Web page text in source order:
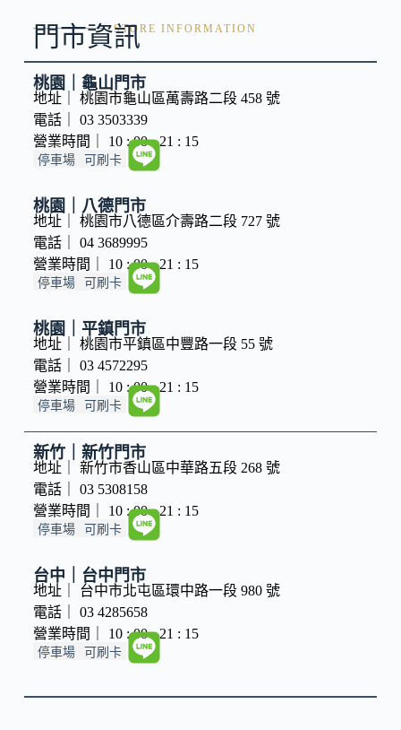
STORE INFORMATION
門市資訊
桃園｜龜山門市
地址｜ 桃園市龜山區萬壽路二段 458 號
電話｜ 03 3503339
營業時間｜ 10 : 00 - 21 : 15
停車場 可刷卡
桃園｜八德門市
地址｜ 桃園市八德區介壽路二段 727 號
電話｜ 04 3689995
營業時間｜ 10 : 00 - 21 : 15
停車場 可刷卡
桃園｜平鎮門市
地址｜ 桃園市平鎮區中豐路一段 55 號
電話｜ 03 4572295
營業時間｜ 10 : 00 - 21 : 15
停車場 可刷卡
新竹｜新竹門市
地址｜ 新竹市香山區中華路五段 268 號
電話｜ 03 5308158
營業時間｜ 10 : 00 - 21 : 15
停車場 可刷卡
台中｜台中門市
地址｜ 台中市北屯區環中路一段 980 號
電話｜ 03 4285658
營業時間｜ 10 : 00 - 21 : 15
停車場 可刷卡